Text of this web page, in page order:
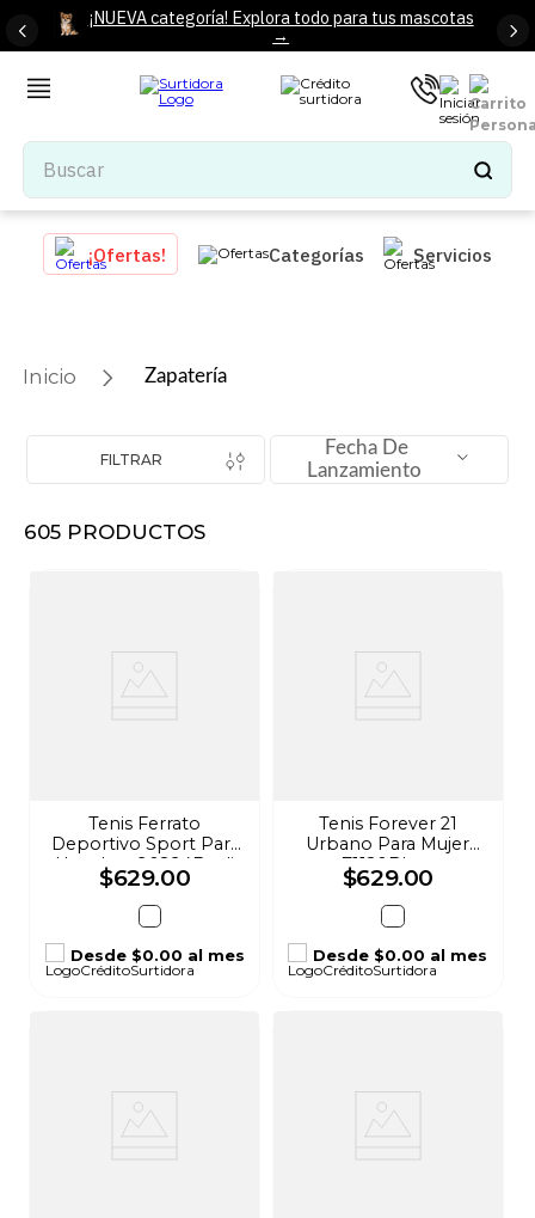
¡NUEVA categoría! Explora todo para tus mascotas
→
Buscar
TÉRMINOS MÁS BUSCADOS
1.
tenis mujer
iphone
5.
tenis
¡Ofertas! Categorías Servicios
Zapatería
FILTRAR
Fecha De
Lanzamiento
605 PRODUCTOS
Tenis Ferrato
Deportivo Sport Para
Hombre 90294Bnsli
$629.00
Desde$0.00 al mes
Tenis Forever 21
Urbano Para Mujer
71120Bltex
$629.00
Desde $0.00 al mes